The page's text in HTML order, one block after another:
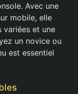
Avec une
mobile, elle
variées et une
un novice ou
est essentiel